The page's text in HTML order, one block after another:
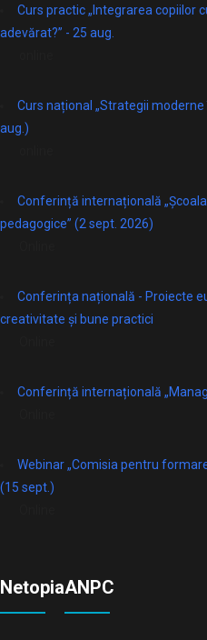
Curs practic „Integrarea copiilor
adevărat?” - 25 aug.
Curs național „Strategii
aug.)
Conferință internațională
pedagogice” (2 sept. 2026)
Conferința națională - Proiecte
creativitate și bune practici
Conferință internațională
Webinar „Comisia pentru
(15 sept.)
NetopiaANPC